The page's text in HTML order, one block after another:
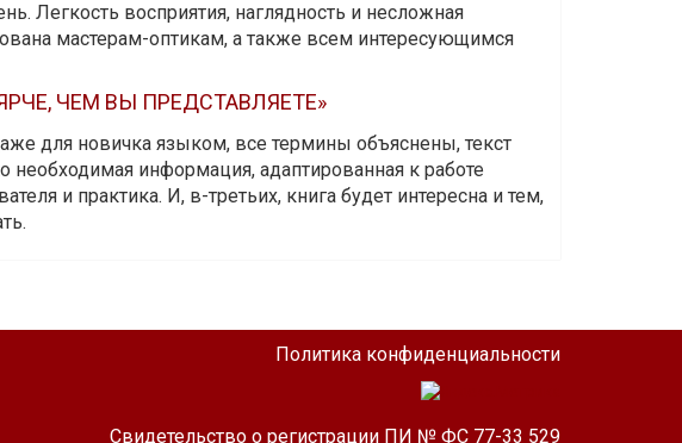
Легкость восприятия, наглядность и несложная
мастерам-оптикам, а также всем интересующимся
ЧЕМ ВЫ ПРЕДСТАВЛЯЕТЕ»
для новичка языком, все термины объяснены, текст
необходимая информация, адаптированная к работе
и практика. И, в-третьих, книга будет интересна и тем,
Политика конфиденциальности
Свидетельство о регистрации ПИ № ФС 77-33 529